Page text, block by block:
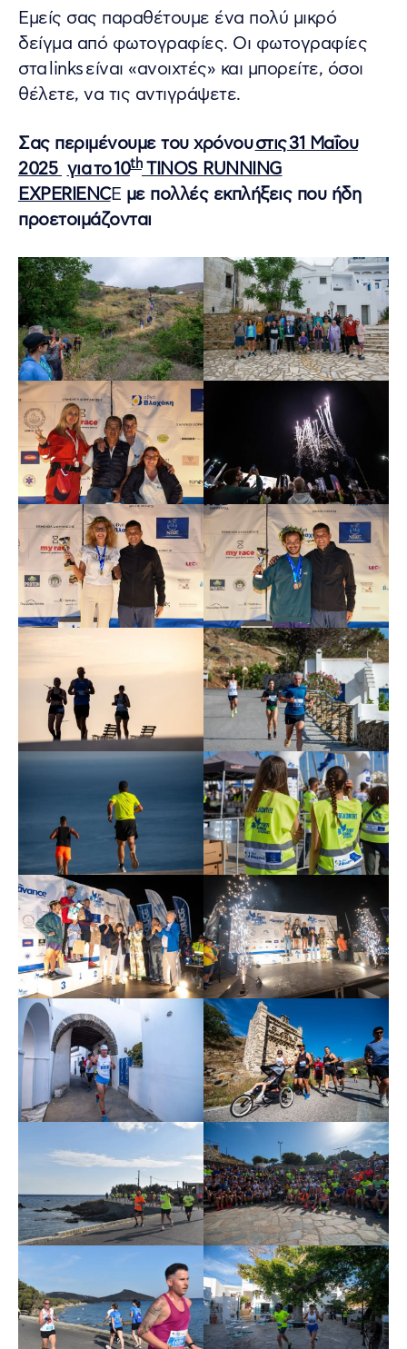
Εμείς σας παραθέτουμε ένα πολύ μικρό
δείγμα από φωτογραφίες. Οι φωτογραφίες
στα links είναι «ανοιχτές» και μπορείτε, όσοι
θέλετε, να τις αντιγράψετε.
Σας περιμένουμε του χρόνουστις 31 Μαΐου
2025 για το 10thTINOS RUNNING
EXPERIENCE με πολλές εκπλήξεις που ήδη
προετοιμάζονται